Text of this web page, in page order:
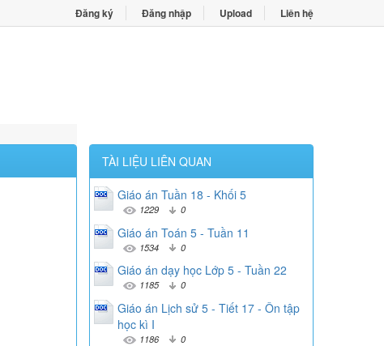
Đăng ký Đăng nhập Upload Liên hệ
TÀI LIỆU LIÊN QUAN
Giáo án Tuần 18 - Khối 5
1229 0
Giáo án Toán 5 - Tuần 11
1534 0
Giáo án dạy học Lớp 5 - Tuần 22
1185 0
Giáo án Lịch sử 5 - Tiết 17 - Ôn tập
học kì I
1186 0